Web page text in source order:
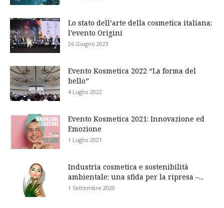
Lo stato dell’arte della cosmetica italiana:
l’evento Origini
26 Giugno 2023
Evento Kosmetica 2022 “La forma del
bello”
4 Luglio 2022
Evento Kosmetica 2021: Innovazione ed
Emozione
1 Luglio 2021
Industria cosmetica e sostenibilità
ambientale: una sfida per la ripresa –...
1 Settembre 2020